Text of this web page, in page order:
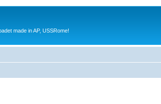
made in AP, USSRome!